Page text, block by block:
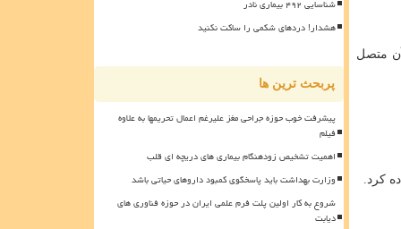
متصل
کرد.
شناسایی ۴۹۲ بیماری نادر
هشدار! دردهای شکمی را ساکت نکنید
پربحث ترین ها
پیشرفت خوب حوزه جراحی مغز علیرغم اعمال تحریمها به علاوه
فیلم
اهمیت تشخیص زودهنگام بیماری های دریچه ای قلب
وزارت بهداشت باید پاسخگوی کمبود داروهای حیاتی باشد
شروع به کار اولین پلت فرم علمی ایران در حوزه فناوری های
دیابت